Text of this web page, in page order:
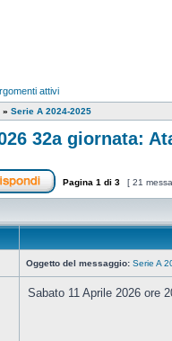
attivi
» Serie A 2024-2025
32a giornata:
Pagina 1 di 3 [ 21
Oggetto del messaggio: Serie A
Sabato 11 Aprile 2026 ore